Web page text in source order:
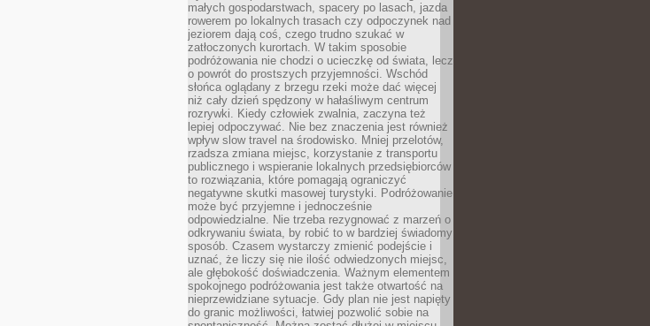
małych gospodarstwach, spacery po lasach, jazda
rowerem po lokalnych trasach czy odpoczynek nad
jeziorem dają coś, czego trudno szukać w
zatłoczonych kurortach. W takim sposobie
podróżowania nie chodzi o ucieczkę od świata, lecz
o powrót do prostszych przyjemności. Wschód
słońca oglądany z brzegu rzeki może dać więcej
niż cały dzień spędzony w hałaśliwym centrum
rozrywki. Kiedy człowiek zwalnia, zaczyna też
lepiej odpoczywać. Nie bez znaczenia jest również
wpływ slow travel na środowisko. Mniej przelotów,
rzadsza zmiana miejsc, korzystanie z transportu
publicznego i wspieranie lokalnych przedsiębiorców
to rozwiązania, które pomagają ograniczyć
negatywne skutki masowej turystyki. Podróżowanie
może być przyjemne i jednocześnie
odpowiedzialne. Nie trzeba rezygnować z marzeń o
odkrywaniu świata, by robić to w bardziej świadomy
sposób. Czasem wystarczy zmienić podejście i
uznać, że liczy się nie ilość odwiedzonych miejsc,
ale głębokość doświadczenia. Ważnym elementem
spokojnego podróżowania jest także otwartość na
nieprzewidziane sytuacje. Gdy plan nie jest napięty
do granic możliwości, łatwiej pozwolić sobie na